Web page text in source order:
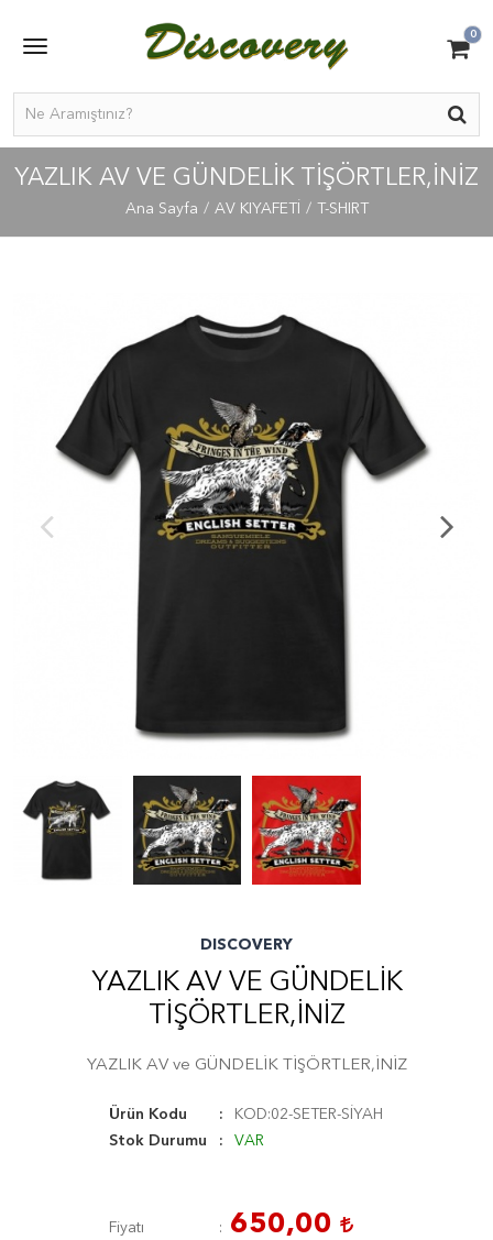
0
YAZLIK AV VE GÜNDELİK TİŞÖRTLER,İNİZ
Ana Sayfa AV KIYAFETİ T-SHIRT
DISCOVERY
YAZLIK AV VE GÜNDELİK
TİŞÖRTLER,İNİZ
YAZLIK AV ve GÜNDELİK TİŞÖRTLER,İNİZ
Ürün Kodu
KOD:02-SETER-SİYAH
Stok Durumu
VAR
Fiyatı 650,00